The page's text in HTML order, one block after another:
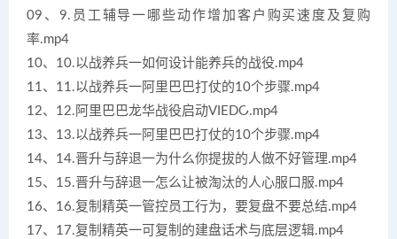
09、9.员工辅导一哪些动作增加客户购买速度及复购
率.mp4
10、10.以战养兵一如何设计能养兵的战役.mp4
11、11.以战养兵一阿里巴巴打仗的10个步骤.mp4
12、12.阿里巴巴龙华战役启动VIEDO.mp4
13、13.以战养兵一阿里巴巴打仗的10个步骤.mp4
14、14.晋升与辞退一为什么你提拔的人做不好管理.mp4
15、15.晋升与辞退一怎么让被淘汰的人心服口服.mp4
16、16.复制精英一管控员工行为，要复盘不要总结.mp4
17、17.复制精英一可复制的建盘话术与底层逻辑.mp4